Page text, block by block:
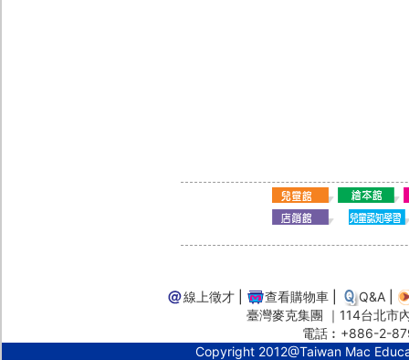
線上徵才 查看購物車 Q&A
臺灣麥克集團 ｜114台北
電話︰+886-2-
Copyright 2012@Taiwan Mac